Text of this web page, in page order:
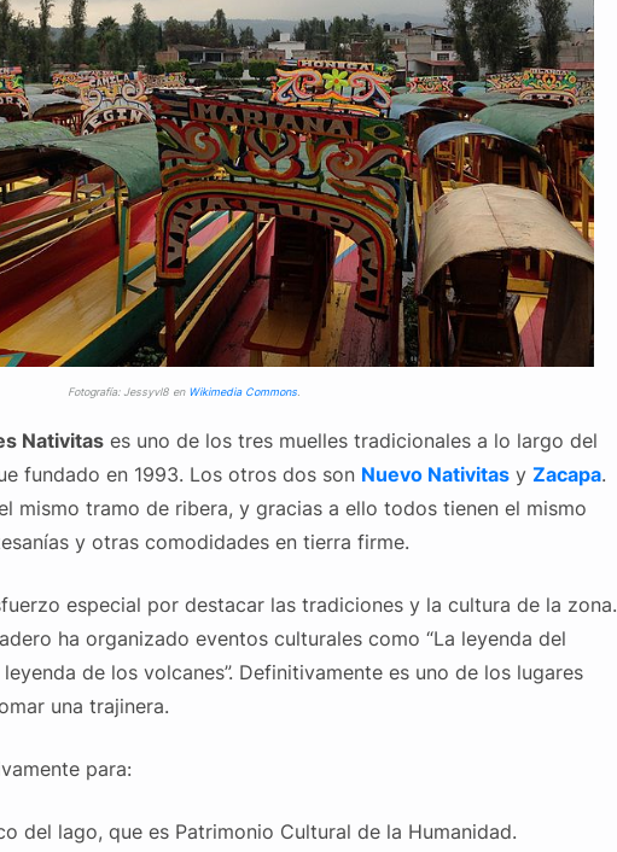
Fotografía: Jessyvl8 en Wikimedia Commons.
Nativitases uno de los tres muelles tradicionales a lo largo del
fundado en 1993. Los otros dos son Nuevo Nativitasy Zacapa.
mismo tramo de ribera, y gracias a ello todos tienen el mismo
y otras comodidades en tierra firme.
especial por destacar las tradiciones y la cultura de la zona.
ha organizado eventos culturales como “La leyenda del
leyenda de los volcanes”. Definitivamente es uno de los lugares
una trajinera.
para:
del lago, que es Patrimonio Cultural de la Humanidad.